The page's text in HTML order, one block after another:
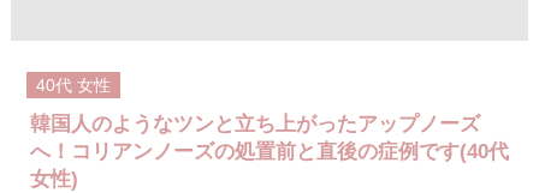
40代 女性
韓国人のようなツンと立ち上がったアップノーズ
へ！コリアンノーズの処置前と直後の症例です(40代
女性)